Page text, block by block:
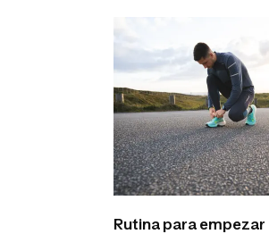
Rutina para empezar